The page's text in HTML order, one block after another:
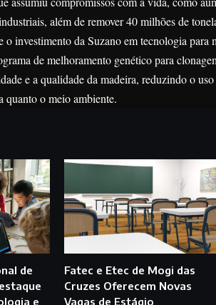
além de remover 40 milhões de
investimento da Suzano em tecnologia para
de melhoramento genético para
e a qualidade da madeira, reduzindo o
quanto o meio ambiente.
de
e
Fatec e Etec de Mogi das
Cruzes Oferecem Novas
Vagas de Estágio